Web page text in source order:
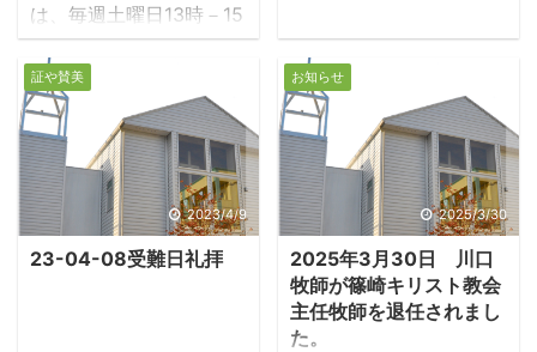
は、毎週土曜日13時－15
時に、聖書の学び会を公
開で開催しています。現
在10名ほどの方が参加さ
れていますが、そのうち
3-4名はネット
（zoom）でのご参加で
す。目的は教会内外の方
たちと、聖書をじっくり
読み、語り合い、分かち
証や賛美
2023/4/9
23-04-08受難日礼拝
お知らせ
2025/3/30
2025年3月30日 川口
牧師が篠崎キリスト教会
主任牧師を退任されまし
た。